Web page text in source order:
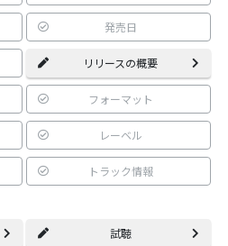
発売日
リリースの概要
フォーマット
レーベル
トラック情報
試聴